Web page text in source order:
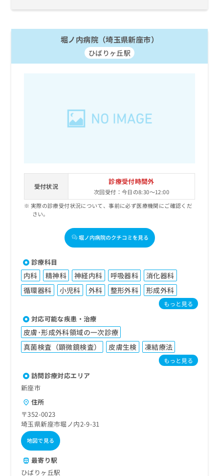
堀ノ内病院（埼玉県新座市）
ひばりヶ丘駅
受付状況
診療受付時間外
次回受付：今日の8:30～12:00
実際の診療受付状況について、事前に必ず医療機関にご確認くだ
さい。
堀ノ内病院のクチコミを見る
診療科目
内科 精神科 神経内科 呼吸器科
消化器科
循環器科
小児科 外科 整形外科 形成外科
もっと見る
対応可能な疾患・治療
皮膚･形成外科領域の一次診療
真菌検査（顕微鏡検査）
皮膚生検 凍結療法
もっと見る
訪問診療対応エリア
新座市
住所
〒352-0023
埼玉県新座市堀ノ内2-9-31
地図で見る
最寄り駅
ひばりヶ丘駅